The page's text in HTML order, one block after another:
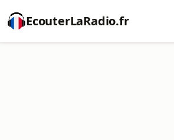
EcouterLaRadio.fr